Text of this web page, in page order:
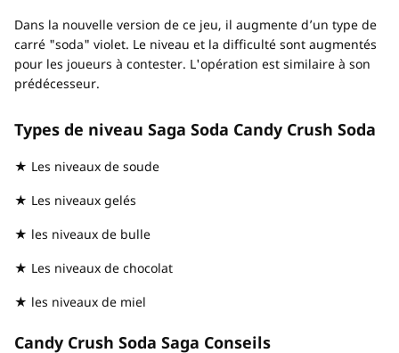
Dans la nouvelle version de ce jeu, il augmente d’un type de
carré "soda" violet. Le niveau et la difficulté sont augmentés
pour les joueurs à contester. L'opération est similaire à son
prédécesseur.
Types de niveau Saga Soda Candy Crush Soda
★ Les niveaux de soude
★ Les niveaux gelés
★ les niveaux de bulle
★ Les niveaux de chocolat
★ les niveaux de miel
Candy Crush Soda Saga Conseils